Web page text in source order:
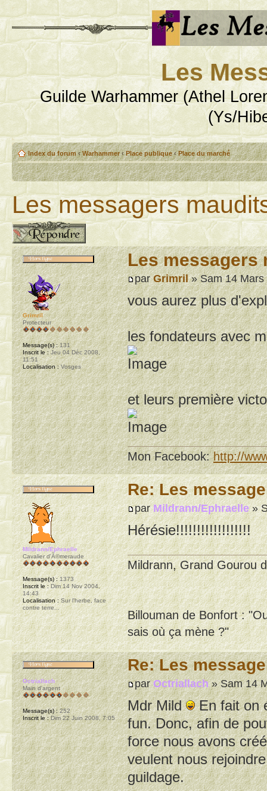
Les
Guilde Warhammer (Athel
(Ys/
Index du forum ‹ Warhammer ‹ Place publique ‹ Place du marché
Les messagers
Publier une réponse
Les messagers
parGrimril» Sam 14 Mars
vous aurez plus
les fondateurs avec
et leurs première
Mon Facebook:http://
Grimril
Protecteur
Message(s) :131
Inscrit le :Jeu 04 Déc 2008,
11:51
Localisation :Vosges
Re: Les
parMildrann/Ephraelle»
Hérésie!!!!!!!!!!!!!!!!!!
Mildrann, Grand Gourou
Billouman de Bonfort :
sais où ça mène ?"
Mildrann/Ephraelle
Cavalier d'Ã©meraude
Message(s) :1373
Inscrit le :Dim 14 Nov 2004,
14:43
Localisation :Sur l'herbe, face
contre terre...
Re: Les
parOctriallach» Sam 14
Mdr Mild En fait on
fun. Donc, afin de
force nous avons
veulent nous
guildage.
Octriallach
Main d'argent
Message(s) :252
Inscrit le :Dim 22 Juin 2008, 7:05